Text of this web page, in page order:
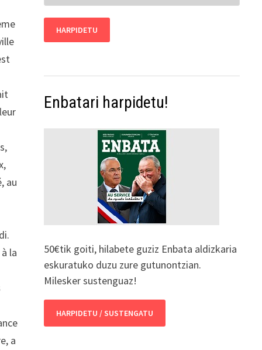
au
la
a
Enbatari harpidetu!
50€tik goiti, hilabete guziz Enbata aldizkaria
eskuratuko duzu zure gutunontzian.
Milesker sustenguaz!
HARPIDETU / SUSTENGATU